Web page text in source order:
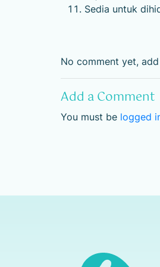
Sedia untuk
No comment yet,
Add a Comment
You must be logged